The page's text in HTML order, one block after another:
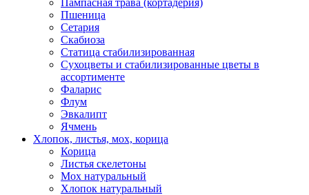
Пшеница
Сетария
Скабиоза
Статица стабилизированная
Сухоцветы и стабилизированные цветы в
ассортименте
Фаларис
Флум
Эвкалипт
Ячмень
Хлопок, листья, мох, корица
Корица
Листья скелетоны
Мох натуральный
Хлопок натуральный